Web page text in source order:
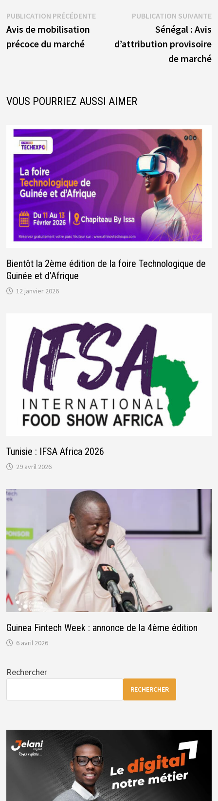
Navigation
de
l’article
PUBLICATION PRÉCÉDENTEPublication
Avis de mobilisation
précoce du marché
PUBLICATION SUIVANTE
Sénégal : Avis
d’attribution provisoire
de marché
VOUS POURRIEZ AUSSI AIMER
Bientôt la 2ème édition de la foire Technologique de
Guinée et d’Afrique
12 janvier 2026
Tunisie : IFSA Africa 2026
29 avril 2026
Guinea Fintech Week : annonce de la 4ème édition
6 avril 2026
Rechercher
RECHERCHER